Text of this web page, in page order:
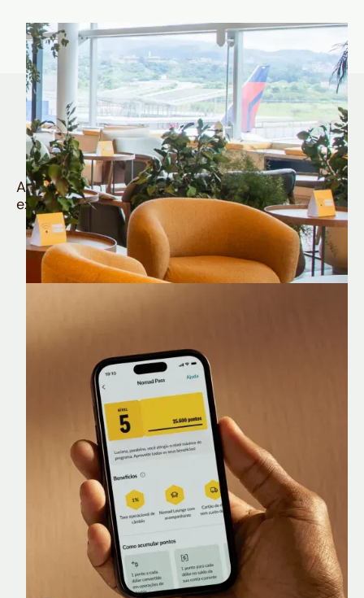
Quem é Nomad tem
muito mais
Aproveite todos os benefícios e vantagens
exclusivas da sua Conta Internacional
Nomad Lounge
Sala VIP no Aeroporto de Guarulhos